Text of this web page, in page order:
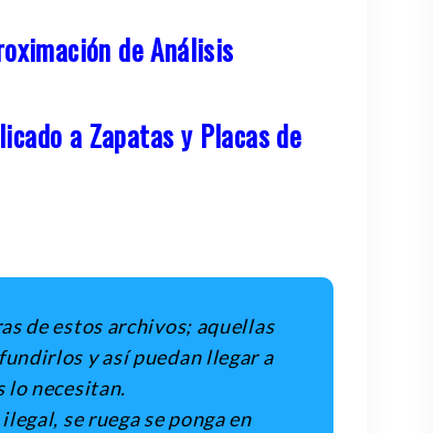
de Análisis
a Zapatas y Placas de
de estos archivos; aquellas
y así puedan llegar a
lo necesitan.
se ruega se ponga en